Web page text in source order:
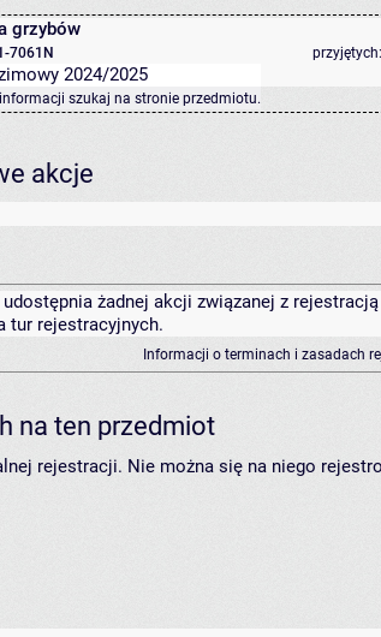
grzybów
7061N przyjętych:
2024/2025
szukaj na stronie przedmiotu.
akcje
żadnej akcji związanej z
tur rejestracyjnych.
Informacji o terminach i zasadach
na ten przedmiot
rejestracji. Nie można się na niego